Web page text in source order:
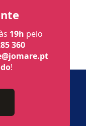
19h pelo
360
!